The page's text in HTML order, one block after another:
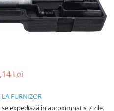
Lei
LA FURNIZOR
expediază în aproximnativ 7 zile.